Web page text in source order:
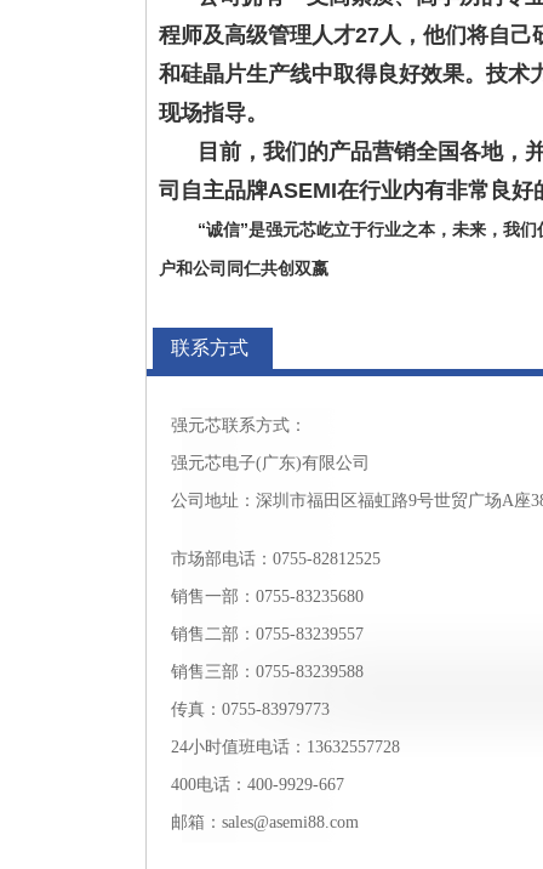
程师及高级管理人才27人，他们将自
和硅晶片生产线中取得良好效果。技术
现场指导。
目前，我们的产品营销全国各地，
司自主品牌ASEMI在行业内有非常良好
“诚信”是强元芯屹立于行业之本，未来，我们
户和公司同仁共创双嬴
联系方式
强元芯联系方式：
强元芯电子(广东)有限公司
公司地址：深圳市福田区福虹路9号世贸广场A座
市场部电话：0755-82812525
销售一部：0755-83235680
销售二部：0755-83239557
销售三部：0755-83239588
传真：0755-83979773
24小时值班电话：13632557728
400电话：400-9929-667
邮箱：sales@asemi88.com